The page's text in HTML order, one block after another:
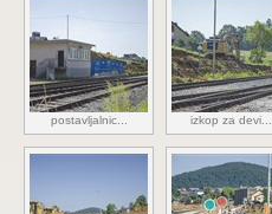
postavljalnic... izkop za devi...